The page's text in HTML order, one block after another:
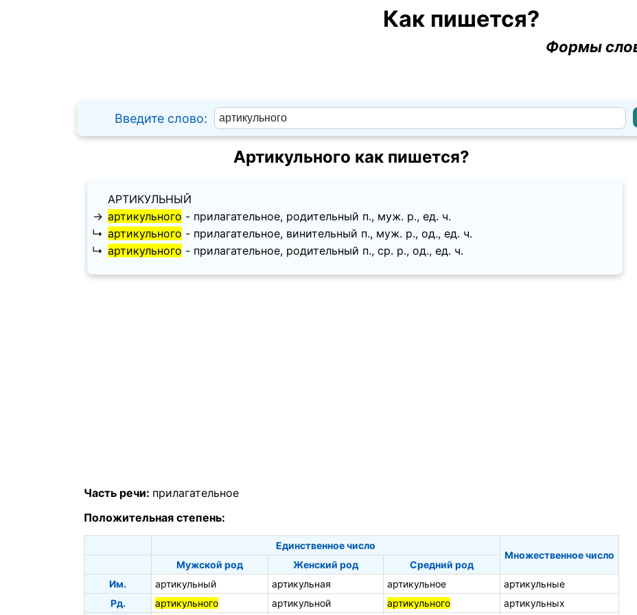
Как пишется?
Формы
Введите слово:
Артикульного как пишется?
АРТИКУЛЬНЫЙ
→ артикульного - прилагательное, родительный п., муж. p., ед. ч.
↳ артикульного - прилагательное, винительный п., муж. p., од., ед. ч.
↳ артикульного - прилагательное, родительный п., ср. p., од., ед. ч.
Часть речи: прилагательное
Положительная степень:
Единственное число
Множественное число
Мужской род
Женский род
Средний род
Им.
артикульный артикульная артикульное
артикульные
Рд.
артикульного артикульной артикульного артикульных